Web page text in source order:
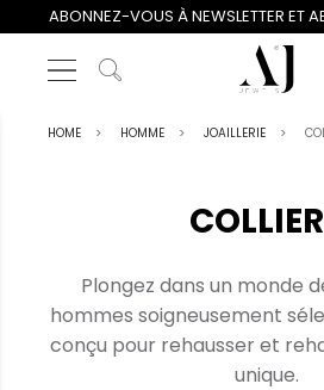
ABONNEZ-VOUS À NEWSLETTER ET
HOME HOMME JOAILLERIE
Plongez dans un monde
hommes soigneusement
conçu pour rehausser et
unique.